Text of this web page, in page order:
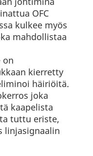
OFC
kulkee myös
mahdollistaa
on
kierretty
häiriöitä.
joka
kaapelista
tuttu eriste,
linjasignaalin